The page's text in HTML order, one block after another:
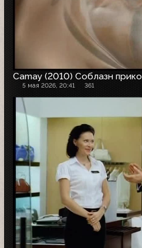
Camay (2010) Соблазн
5 мая 2026, 20:41 361